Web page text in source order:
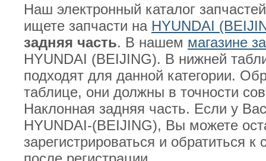
Наш электронный каталог
ищете запчасти на HYUNDAI
задняя часть. В нашем магазине
HYUNDAI (BEIJING). В нижней
подходят для данной категории.
таблице, они должны в точности
Наклонная задняя часть. Если у
HYUNDAI-(BEIJING), Вы можете
зарегистрироваться и обратиться